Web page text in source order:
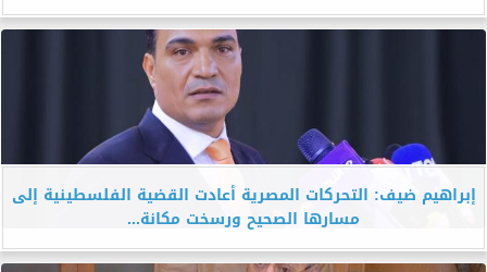
إبراهيم ضيف: التحركات المصرية أعادت القضية الفلسطينية إلى
مسارها الصحيح ورسخت مكانة...